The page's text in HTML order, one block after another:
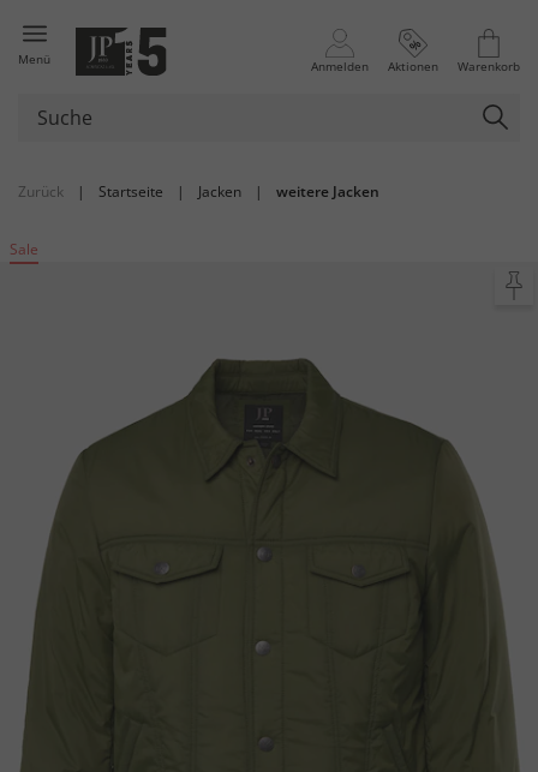
Menü Anmelden Aktionen Warenkorb
Zurück | Startseite | Jacken | weitere Jacken
Sale